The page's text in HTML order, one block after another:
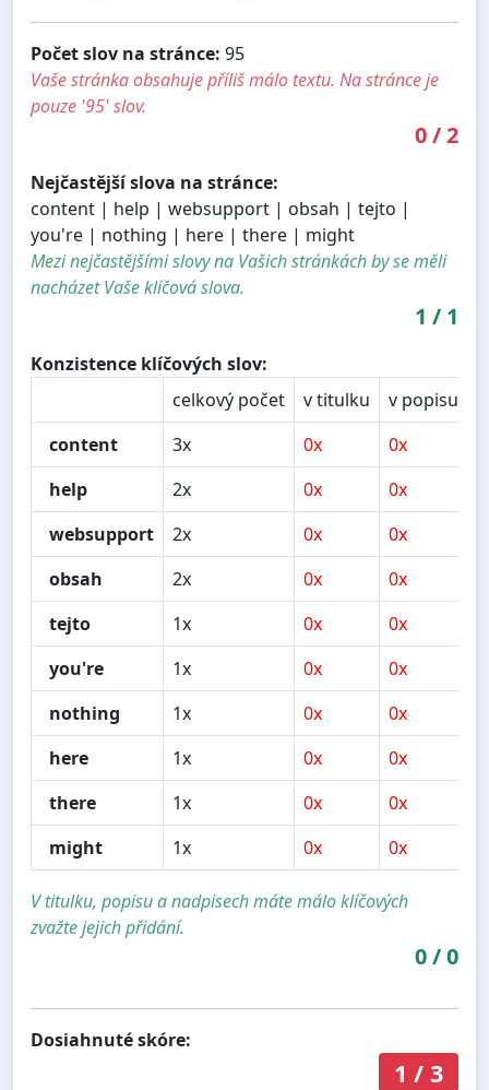
Počet slov na stránce: 95
Vaše stránka obsahuje příliš málo textu. Na stránce je
pouze '95' slov.
0/2
Nejčastější slova na stránce:
content | help | websupport | obsah | tejto |
you're | nothing | here | there | might
Mezi nejčastějšími slovy na Vašich stránkách by se měli
nacházet Vaše klíčová slova.
1 / 1
Konzistence klíčových slov:
celkový počet
v titulku v popisu
content
3x 0x 0x
help
2x 0x 0x
websupport
2x 0x 0x
obsah
2x 0x 0x
tejto
1x 0x 0x
you're
1x 0x 0x
nothing
1x 0x 0x
here
1x 0x 0x
there
1x 0x 0x
might
1x 0x 0x
V titulku, popisu a nadpisech máte málo klíčových
zvažte jejich přidání.
0/0
Dosiahnuté skóre:
1 / 3